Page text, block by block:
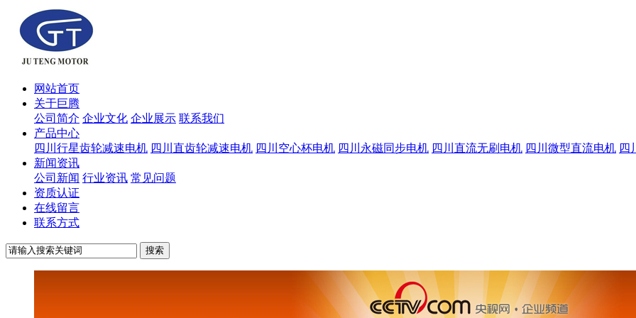
网站首页
关于巨腾
公司简介 企业文化 企业展示 联系我们
产品中心
四川行星齿轮减速电机 四川直齿轮减速电机 四川空心杯电机 四川永磁同步电机 四川直流无刷电机 四川微型直流电机 四
新闻资讯
公司新闻 行业资讯 常见问题
资质认证
在线留言
联系方式